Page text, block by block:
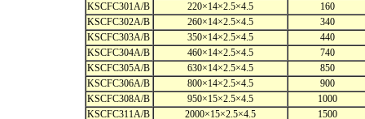
KSCFC301A/B 220×14×2.5×4.5
160
KSCFC302A/B
260×14×2.5×4.5
340
KSCFC303A/B
350×14×2.5×4.5
440
KSCFC304A/B
460×14×2.5×4.5
740
KSCFC305A/B
630×14×2.5×4.5
850
KSCFC306A/B
800×14×2.5×4.5
900
KSCFC308A/B
950×15×2.5×4.5
1000
KSCFC311A/B
2000×15×2.5×4.5 1500